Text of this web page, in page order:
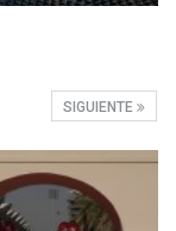
SIGUIENTE